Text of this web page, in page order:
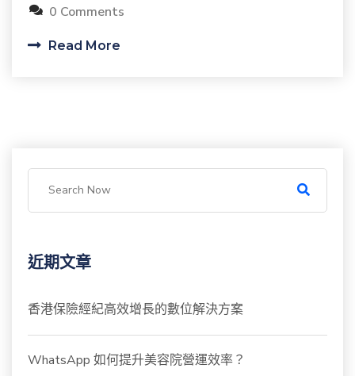
0 Comments
Read More
近期文章
香港保險經紀高效增長的數位解決方案
WhatsApp 如何提升美容院營運效率？